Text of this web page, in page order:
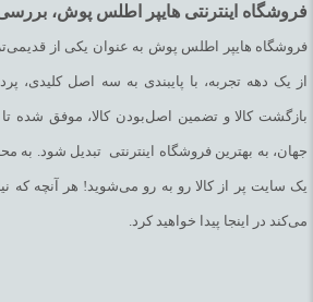
فروشگاه اینترنتی هایپر اطلس پوش،
فروشگاه هایپر اطلس پوش به عنوان یکی از
بازگشت کالا و تضمین اصل‌بودن کالا، موفق شده تا
جهان، به بهترین فروشگاه اینترنتی تبدیل شود.
یک سایت پر از کالا رو به رو می‌شوید! هر آنچه که
می‌کند در اینجا پیدا خواهید کرد.